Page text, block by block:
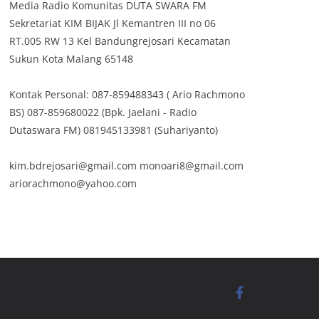
Media Radio Komunitas DUTA SWARA FM
Sekretariat KIM BIJAK Jl Kemantren III no 06
RT.005 RW 13 Kel Bandungrejosari Kecamatan
Sukun Kota Malang 65148
Kontak Personal: 087-859488343 ( Ario Rachmono
BS) 087-859680022 (Bpk. Jaelani - Radio
Dutaswara FM) 081945133981 (Suhariyanto)
kim.bdrejosari@gmail.com monoari8@gmail.com
ariorachmono@yahoo.com